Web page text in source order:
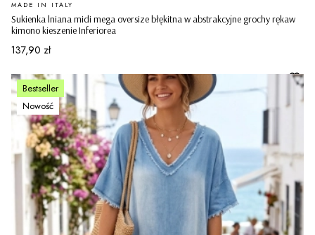
Sukienka lniana midi mega oversize błękitna w abstrakcyjne grochy rękaw
kimono kieszenie Inferiorea
PRODUCENT
MADE IN ITALY
Cena
137,90 zł
Bestseller
Nowość